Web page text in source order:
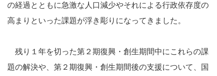
の経過とともに急激な人口減少やそれによる行政依存度の
高まりといった課題が浮き彫りになってきました。
残り１年を切った第２期復興・創生期間中にこれらの課
題の解決や、第２期復興・創生期間後の支援について、国